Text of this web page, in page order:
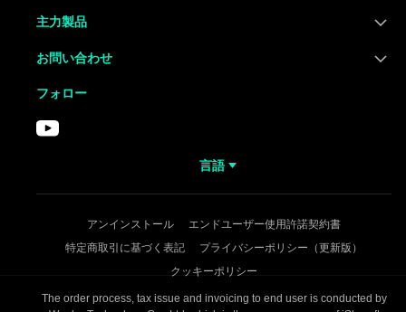
主力製品
お問い合わせ
フォロー
言語
アンインストール
エンドユーザー使用許諾契約書
特定商取引に基づく表記
プライバシーポリシー（更新版）
クッキーポリシー
The order process, tax issue and invoicing to end user is conducted by